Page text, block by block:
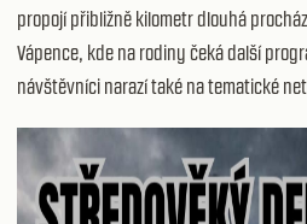
propojí přibližně kilometr dlouhá
Vápence, kde na rodiny čeká další
návštěvníci narazí také na tematické